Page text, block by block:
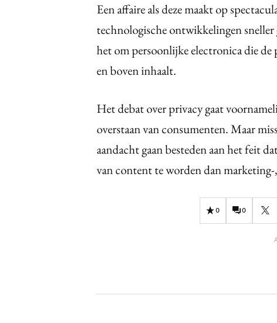
Een affaire als deze maakt op
technologische ontwikkelingen sneller
het om persoonlijke electronica die
en boven inhaalt.
Het debat over privacy gaat
overstaan van consumenten. Maar
aandacht gaan besteden aan het feit
van content te worden dan
0 0